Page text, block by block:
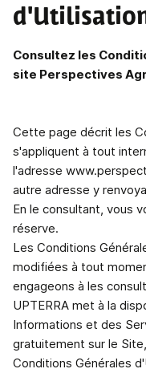
Consultez les
site Perspectives
Cette page décrit les
s'appliquent à tout
l'adresse
autre adresse y
En le consultant, vous
réserve.
Les Conditions
modifiées à tout
engageons à les
UPTERRA met à la
Informations et des
gratuitement sur le
Conditions Générales